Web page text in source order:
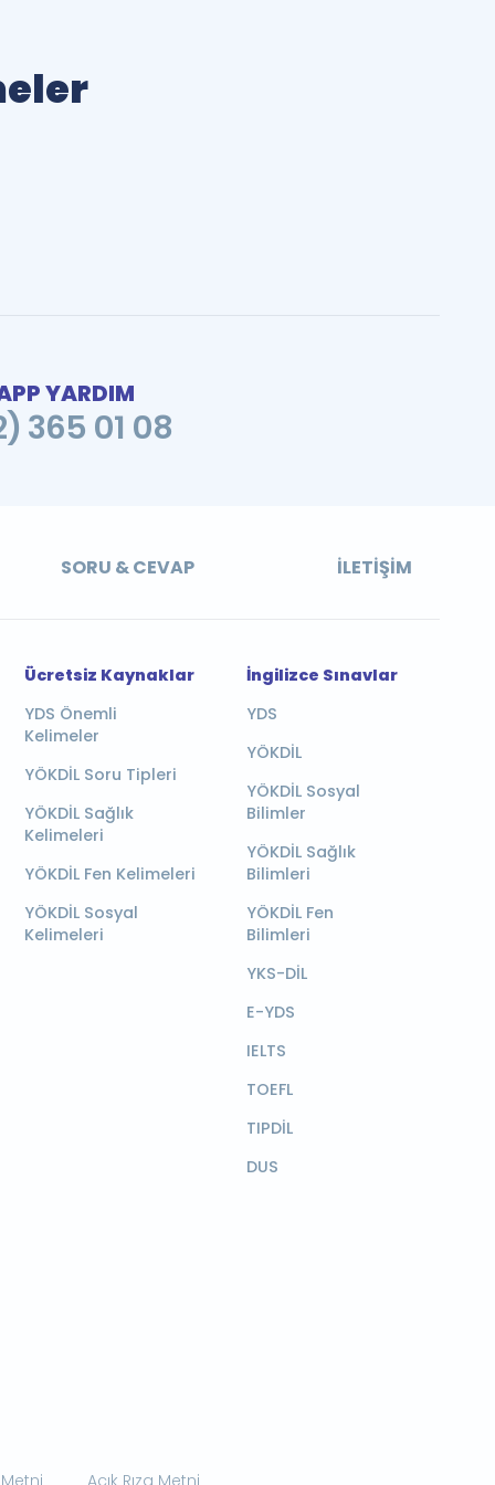
YARDIM
365 01 08
SORU & CEVAP İLETIŞIM
Ücretsiz Kaynaklar
YDS Önemli
Kelimeler
YÖKDİL Soru Tipleri
YÖKDİL Sağlık
Kelimeleri
YÖKDİL Fen Kelimeleri
YÖKDİL Sosyal
Kelimeleri
İngilizce Sınavlar
YDS
YÖKDİL
YÖKDİL Sosyal
Bilimler
YÖKDİL Sağlık
Bilimleri
YÖKDİL Fen
Bilimleri
YKS-DİL
E-YDS
IELTS
TOEFL
TIPDİL
DUS
Açık Rıza Metni